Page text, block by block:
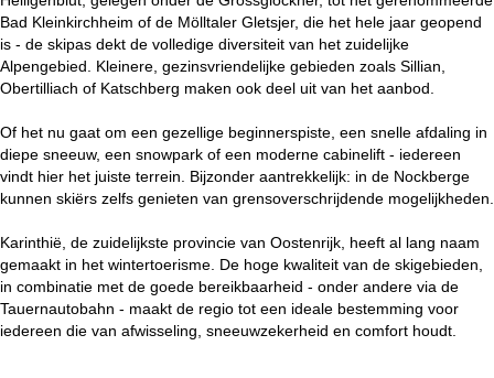
Bad Kleinkirchheim of de Mölltaler Gletsjer, die het hele jaar geopend
is - de skipas dekt de volledige diversiteit van het zuidelijke
Alpengebied. Kleinere, gezinsvriendelijke gebieden zoals Sillian,
Obertilliach of Katschberg maken ook deel uit van het aanbod.
Of het nu gaat om een gezellige beginnerspiste, een snelle afdaling in
diepe sneeuw, een snowpark of een moderne cabinelift - iedereen
vindt hier het juiste terrein. Bijzonder aantrekkelijk: in de Nockberge
kunnen skiërs zelfs genieten van grensoverschrijdende mogelijkheden.
Karinthië, de zuidelijkste provincie van Oostenrijk, heeft al lang naam
gemaakt in het wintertoerisme. De hoge kwaliteit van de skigebieden,
in combinatie met de goede bereikbaarheid - onder andere via de
Tauernautobahn - maakt de regio tot een ideale bestemming voor
iedereen die van afwisseling, sneeuwzekerheid en comfort houdt.